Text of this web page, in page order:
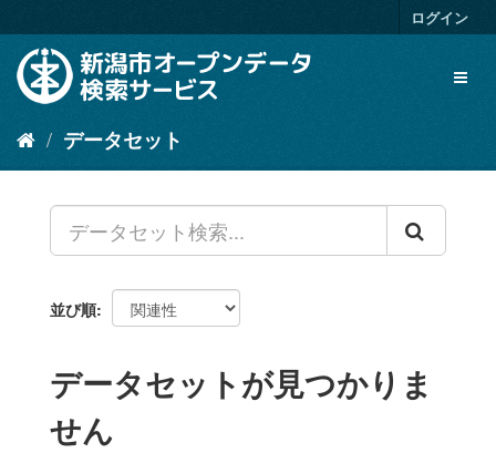
キ
容
ログイン
データセット
並び順
データセットが見つかりま
せん